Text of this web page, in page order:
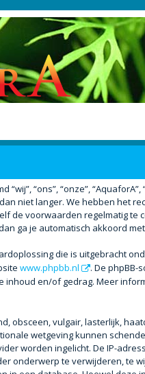
“wij”, “ons”, “onze”,
niet langer. We hebben het
de voorwaarden regelmatig
ga je automatisch akkoord
die is uitgebracht
www.phpbb.nl
. De phpBB-
en/of gedrag. Meer
obsceen, vulgair, lasterlijk,
wetgeving kunnen
worden ingelicht. De IP-
onderwerp te verwijderen, te